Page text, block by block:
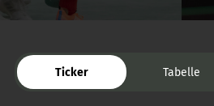
Ticker Tabelle